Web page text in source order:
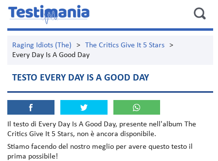
Raging Idiots (The) > The Critics Give It 5 Stars
>
Every Day Is A Good Day
TESTO EVERY DAY IS A GOOD DAY
Il testo di Every Day Is A Good Day, presente nell'album The
Critics Give It 5 Stars, non è ancora disponibile.
Stiamo facendo del nostro meglio per avere questo testo il
prima possibile!